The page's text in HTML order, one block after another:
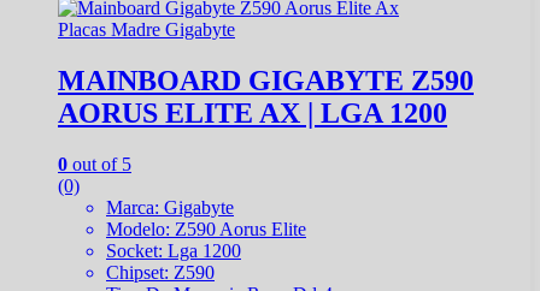
Placas Madre Gigabyte
MAINBOARD GIGABYTE Z590
AORUS ELITE AX | LGA 1200
0 out of 5
(0)
Marca: Gigabyte
Modelo: Z590 Aorus Elite
Socket: Lga 1200
Chipset: Z590